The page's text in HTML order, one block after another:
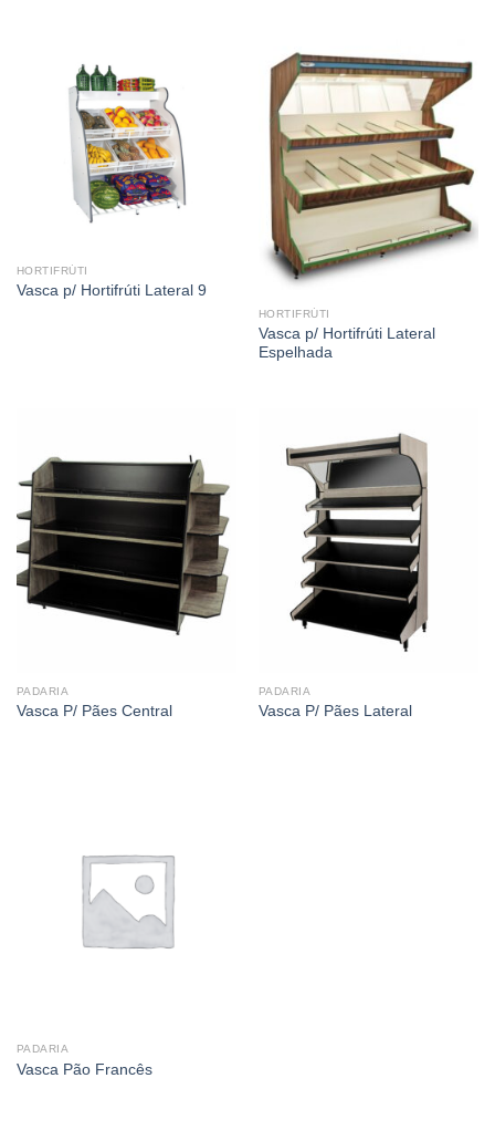
HORTIFRÚTI
Vasca p/ Hortifrúti Lateral 9
HORTIFRÚTI
Vasca p/ Hortifrúti Lateral
Espelhada
PADARIA
Vasca P/ Pães Central
PADARIA
Vasca P/ Pães Lateral
PADARIA
Vasca Pão Francês